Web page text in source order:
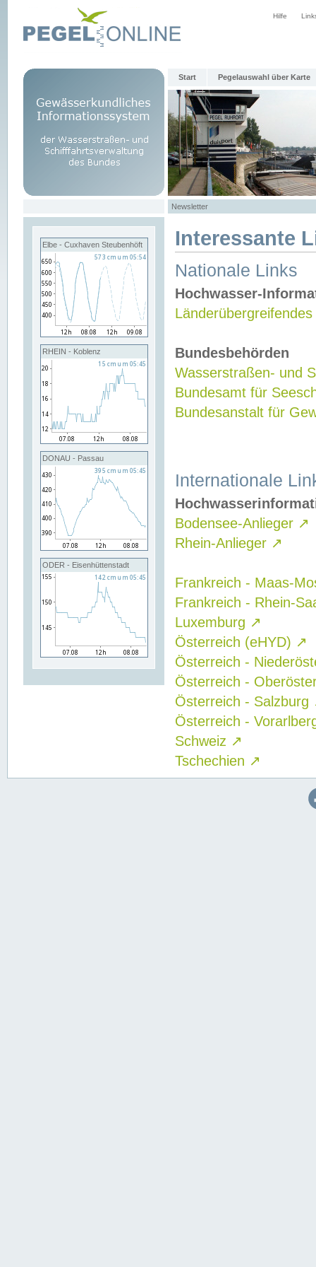
Hilfe
Start Pegelauswahl über Karte
Newsletter
Elbe - Cuxhaven Steubenhöft
RHEIN - Koblenz
DONAU - Passau
ODER - Eisenhüttenstadt
Interessante
Nationale Links
Hochwasser-
Bundesbehörden
Wasserstraßen- und
Bundesamt für
Bundesanstalt für
Internationale
Bodensee-Anlieger ↗
Rhein-Anlieger ↗
Frankreich - Maas-
Frankreich - Rhein-
Luxemburg ↗
Österreich (eHYD) ↗
Österreich -
Österreich -
Österreich - Salzburg
Österreich -
Schweiz ↗
Tschechien ↗